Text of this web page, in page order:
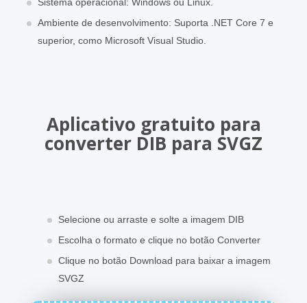
Ambiente de desenvolvimento: Suporta .NET Core 7 e
superior, como Microsoft Visual Studio.
Aplicativo gratuito para
converter DIB para SVGZ
Selecione ou arraste e solte a imagem DIB
Escolha o formato e clique no botão Converter
Clique no botão Download para baixar a imagem
SVGZ